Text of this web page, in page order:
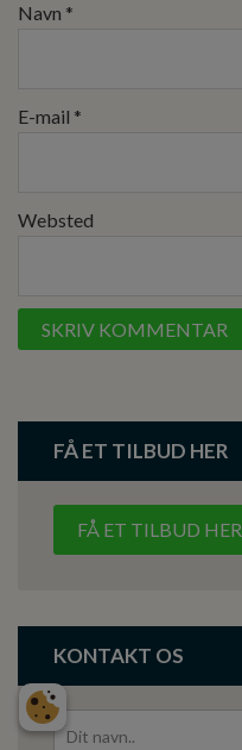
Navn *
E-mail *
Websted
FÅ ET TILBUD HER
FÅ ET TILBUD HER
KONTAKT OS